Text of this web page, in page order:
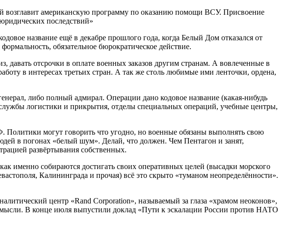
возглавит американскую программу по оказанию помощи ВСУ. Присвоение
последствий»
название ещё в декабре прошлого года, когда Белый Дом отказался от
обязательное бюрократическое действие.
давать отсрочки в оплате военных заказов другим странам. А вовлеченные в
в интересах третьих стран. А так же столь любимые ими ленточки, ордена,
либо полный адмирал. Операции дано кодовое название (какая-нибудь
логистики и прикрытия, отделы специальных операций, учебные центры,
Политики могут говорить что угодно, но военные обязаны выполнять свою
в погонах «белый шум». Делай, что должен. Чем Пентагон и занят,
развёртывания собственных.
собираются достигать своих оперативных целей (высадки морского
Калининграда и прочая) всё это скрыто «туманом неопределённости».
центр «Rand Corporation», называемый за глаза «храмом неоконов»,
мысли. В конце июля выпустили доклад «Пути к эскалации России против НАТО